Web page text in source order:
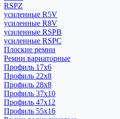
RSPZ
усиленные R5V
усиленные R8V
усиленные RSPB
усиленные RSPC
Плоские ремни
Ремни вариаторные
Профиль 17x6
Профиль 22x8
Профиль 28x8
Профиль 37x10
Профиль 47x12
Профиль 55x16